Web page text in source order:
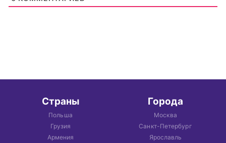
Страны
Польша
Грузия
Армения
Города
Москва
Санкт-Петербург
Ярославль